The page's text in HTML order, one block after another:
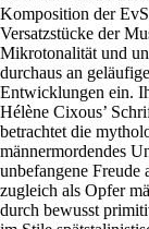
Komposition der
Versatzstücke der
Mikrotonalität und
durchaus an
Entwicklungen ein.
Hélène Cixous’
betrachtet die
männermordendes
unbefangene Freude
zugleich als Opfer
durch bewusst